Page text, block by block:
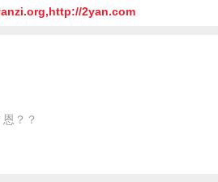
2yan.com
？？